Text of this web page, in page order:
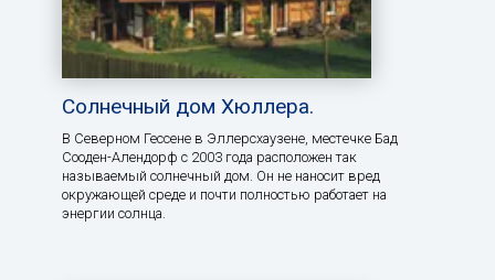
Солнечный дом Хюллера.
В Северном Гессене в Эллерсхаузене, местечке Бад
Сооден-Алендорф с 2003 года расположен так
называемый солнечный дом. Он не наносит вред
окружающей среде и почти полностью работает на
энергии солнца.